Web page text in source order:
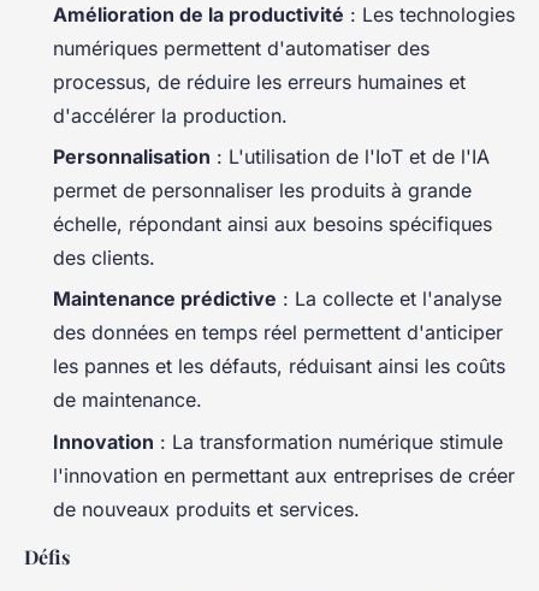
Amélioration de la productivité : Les technologies
numériques permettent d'automatiser des
processus, de réduire les erreurs humaines et
d'accélérer la production.
Personnalisation : L'utilisation de l'IoT et de l'IA
permet de personnaliser les produits à grande
échelle, répondant ainsi aux besoins spécifiques
des clients.
Maintenance prédictive : La collecte et l'analyse
des données en temps réel permettent d'anticiper
les pannes et les défauts, réduisant ainsi les coûts
de maintenance.
Innovation : La transformation numérique stimule
l'innovation en permettant aux entreprises de créer
de nouveaux produits et services.
Défis